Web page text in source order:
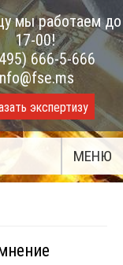
мы работаем до
17-00!
666-5-666
экспертизу
МЕНЮ